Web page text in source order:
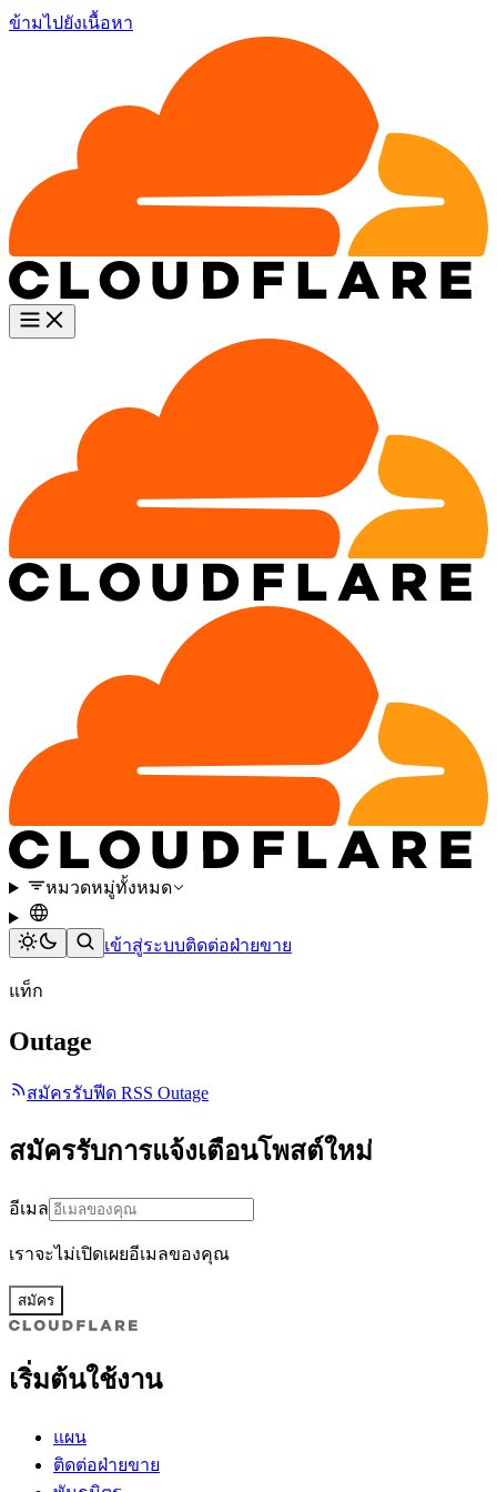
ข้ามไปยังเนื้อหา
หมวดหมู่ทั้งหมด
เข้าสู่ระบบติดต่อฝ่ายขาย
แท็ก
Outage
สมัครรับฟีด RSS Outage
สมัครรับการแจ้งเตือนโพสต์ใหม่
อีเมล
เราจะไม่เปิดเผยอีเมลของคุณ
สมัคร
เริ่มต้นใช้งาน
แผน
ติดต่อฝ่ายขาย